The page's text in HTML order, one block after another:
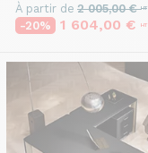
À partir de 2 005,00 €HT
-20% 1 604,00 € HT